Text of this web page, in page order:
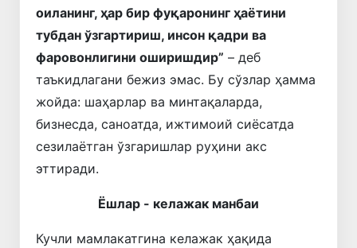
оиланинг, ҳар бир фуқаронинг ҳаётини
тубдан ўзгартириш, инсон қадри ва
фаровонлигини оширишдир” – деб
таъкидлагани бежиз эмас. Бу сўзлар ҳамма
жойда: шаҳарлар ва минтақаларда,
бизнесда, саноатда, ижтимоий сиёсатда
сезилаётган ўзгаришлар руҳини акс
эттиради.
Ёшлар - келажак манбаи
Кучли мамлакатгина келажак ҳақида